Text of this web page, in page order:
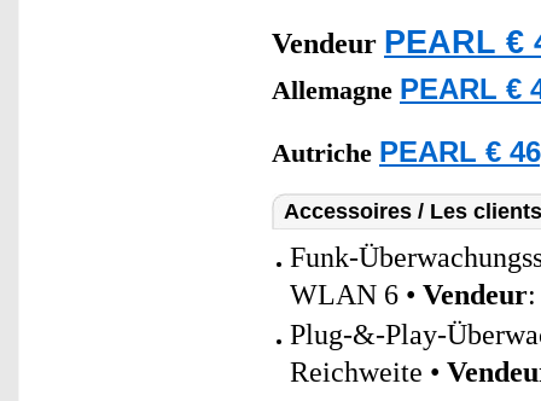
Vendeur PEARL €
Allemagne PEARL €
Autriche PEARL €
Accessoires / Les
Funk-
WLAN 6 • Vendeur
Plug-&-Play-
Reichweite •